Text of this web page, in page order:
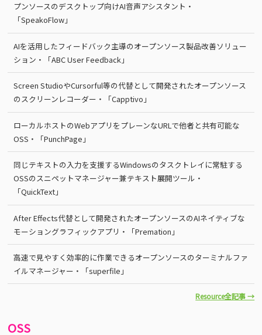
プンソースのデスクトップ向けAI音声アシスタント・
「SpeakoFlow」
AIを活用したフィードバック主導のオープンソース製品改善ソリュー
ション・「ABC User Feedback」
Screen StudioやCursorful等の代替として開発されたオープンソース
のスクリーンレコーダー・「Capptivo」
ローカルホストのWebアプリをプレーンなURLで他者と共有可能な
OSS・「PunchPage」
同じテキストの入力を支援するWindowsのタスクトレイに常駐する
OSSのスニペットマネージャー兼テキスト展開ツール・
「QuickText」
After Effects代替として開発されたオープンソースのAIネイティブな
モーショングラフィックアプリ・「Premation」
高速で見やすく効率的に作業できるオープンソースのターミナルファ
イルマネージャー・「superfile」
Resource全記事 →
OSS